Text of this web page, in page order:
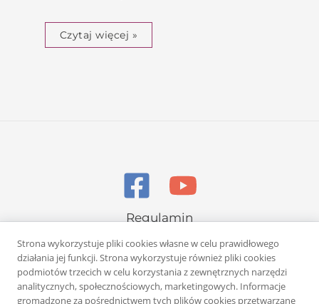
Czytaj więcej »
Regulamin
Polityka prywatności
Strona wykorzystuje pliki cookies własne w celu prawidłowego
działania jej funkcji. Strona wykorzystuje również pliki cookies
podmiotów trzecich w celu korzystania z zewnętrznych narzędzi
analitycznych, społecznościowych, marketingowych. Informacje
gromadzone za pośrednictwem tych plików cookies przetwarzane